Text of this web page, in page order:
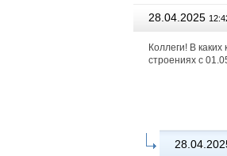
28.04.2025
Коллеги! В
строениях с